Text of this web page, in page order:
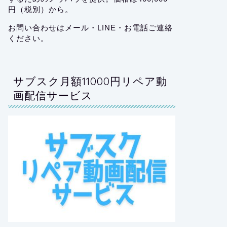
円（税別）から。
お問い合わせはメール・LINE・お電話ご連絡
ください。
サブスク月額11000円リペア動
画配信サービス